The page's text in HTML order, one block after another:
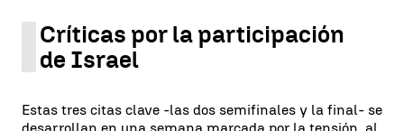
Críticas por la participación
de Israel
Estas tres citas clave -las dos semifinales y la final- se
desarrollan en una semana marcada por la tensión, al